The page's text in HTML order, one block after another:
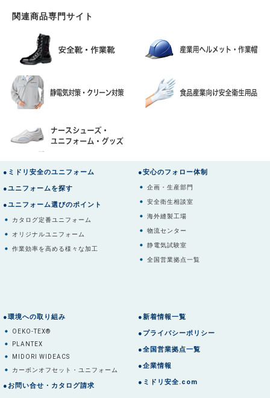
関連商品専門サイト
●ミドリ安全のユニフォーム
●ユニフォームを探す
●ユニフォーム選びのポイント
カタログ定番ユニフォーム
オリジナルユニフォーム
作業効率を高める様々な加工
●安心のフォロー体制
企画・生産部門
安全衛生相談室
海外縫製工場
物流センター
静電気試験室
全国営業拠点一覧
●環境への取り組み
OEKO-TEX®
PLANTEX
MIDORI WIDEACS
カーボンオフセット・ユニフォーム
●お問い合せ・カタログ請求
●新着情報一覧
●プライバシーポリシー
●全国営業拠点一覧
●企業情報
●ミドリ安全.com